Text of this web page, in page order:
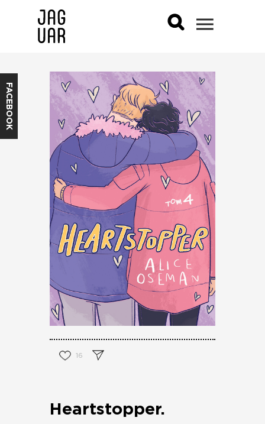
FACEBOOK
16
Heartstopper.